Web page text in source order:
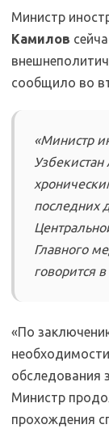
Министр
Камилов
сообщило во
«Министр
последних
Главного
говорится
«По
обследования
Министр
прохождения